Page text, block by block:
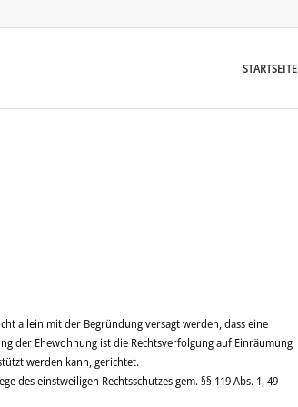
STARTSEITE
allein mit der Begründung versagt werden, dass eine
der Ehewohnung ist die Rechtsverfolgung auf Einräumung
werden kann, gerichtet.
des einstweiligen Rechtsschutzes gem. §§ 119 Abs. 1, 49